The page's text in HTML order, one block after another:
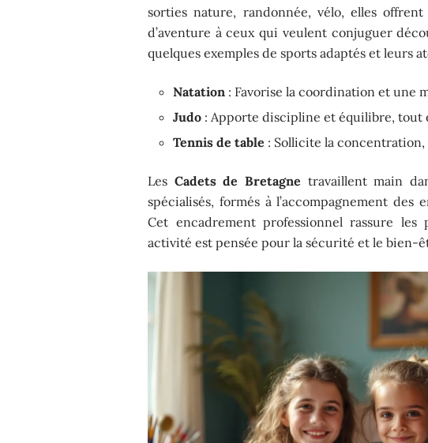
sorties nature, randonnée, vélo, elles
d’aventure à ceux qui veulent conjuguer
quelques exemples de sports adaptés et leurs
Natation : Favorise la coordination et une
Judo : Apporte discipline et équilibre, tout
Tennis de table : Sollicite la concentration,
Les Cadets de Bretagne travaillent main
spécialisés, formés à l’accompagnement
Cet encadrement professionnel rassure les
activité est pensée pour la sécurité et le bien-